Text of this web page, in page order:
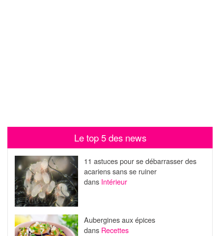
Le top 5 des news
11 astuces pour se débarrasser des
acariens sans se ruiner
dans Intérieur
Aubergines aux épices
dans Recettes